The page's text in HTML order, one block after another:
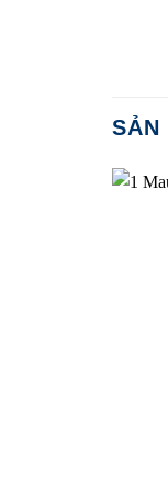
SẢN